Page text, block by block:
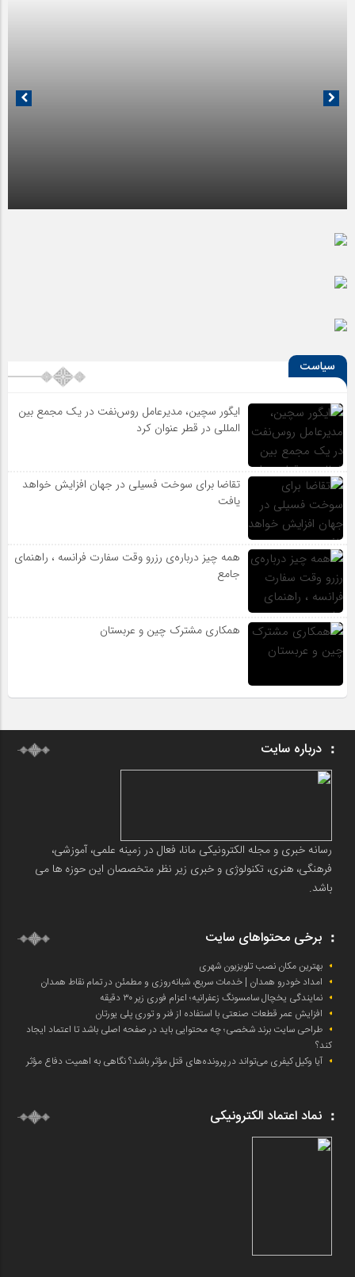
سیاست
ایگور سچین، مدیرعامل روس‌نفت در یک مجمع بین
المللی در قطر عنوان کرد
تقاضا برای سوخت فسیلی در جهان افزایش خواهد
یافت
همه چیز درباره‌ی رزرو وقت سفارت فرانسه ، راهنمای
جامع
همکاری مشترک چین و عربستان
درباره سایت
رسانه خبری و مجله الکترونیکی مانا، فعال در زمینه علمی، آموزشی،
فرهنگی، هنری، تکنولوژی و خبری زیر نظر متخصصان این حوزه ها می
باشد.
برخی محتواهای سایت
بهترین مکان نصب تلویزیون شهری
امداد خودرو همدان | خدمات سریع، شبانه‌روزی و مطمئن در تمام نقاط همدان
نمایندگی یخچال سامسونگ زعفرانیه؛ اعزام فوری زیر ۳۰ دقیقه
افزایش عمر قطعات صنعتی با استفاده از فنر و توری پلی یورتان
طراحی سایت برند شخصی؛ چه محتوایی باید در صفحه اصلی باشد تا اعتماد ایجاد
کند؟
آیا وکیل کیفری می‌تواند در پرونده‌های قتل مؤثر باشد؟ نگاهی به اهمیت دفاع مؤثر
نماد اعتماد الکترونیکی